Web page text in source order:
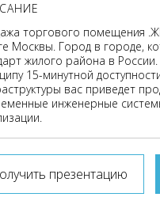
торгового помещения
Москвы. Город в городе,
жилого района в
15-минутной
вас приведет
инженерные
презентацию